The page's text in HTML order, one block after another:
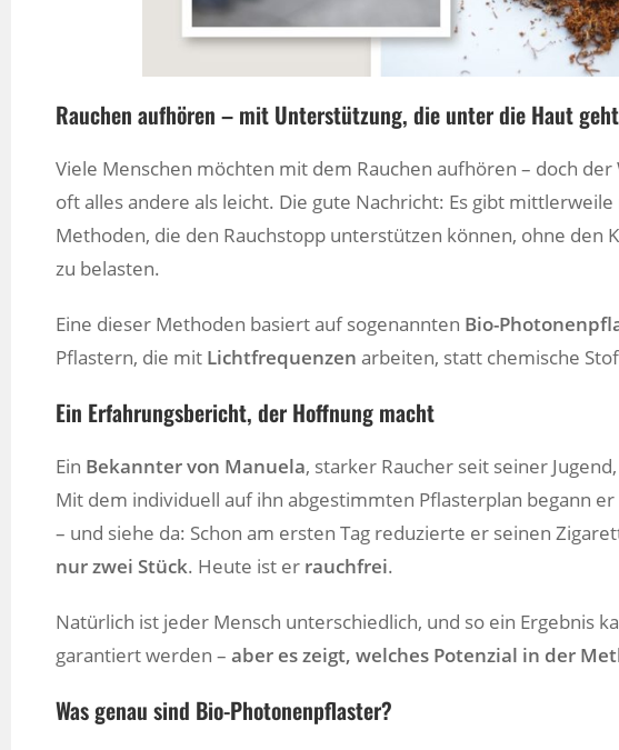
Rauchen aufhören – mit Unterstützung, die unter die Haut geht
Viele Menschen möchten mit dem Rauchen aufhören – doch
oft alles andere als leicht. Die gute Nachricht: Es gibt
Methoden, die den Rauchstopp unterstützen können, ohne den
zu belasten.
Eine dieser Methoden basiert auf sogenannten Bio-
Pflastern, die mit Lichtfrequenzenarbeiten, statt chemische
Ein Erfahrungsbericht, der Hoffnung macht
Ein Bekannter von Manuela, starker Raucher seit seiner
Mit dem individuell auf ihn abgestimmten Pflasterplan begann
– und siehe da: Schon am ersten Tag reduzierte er seinen
nur zwei Stück. Heute ist er rauchfrei.
Natürlich ist jeder Mensch unterschiedlich, und so ein Ergebnis
garantiert werden –aber es zeigt, welches Potenzial in der
Was genau sind Bio-Photonenpflaster?